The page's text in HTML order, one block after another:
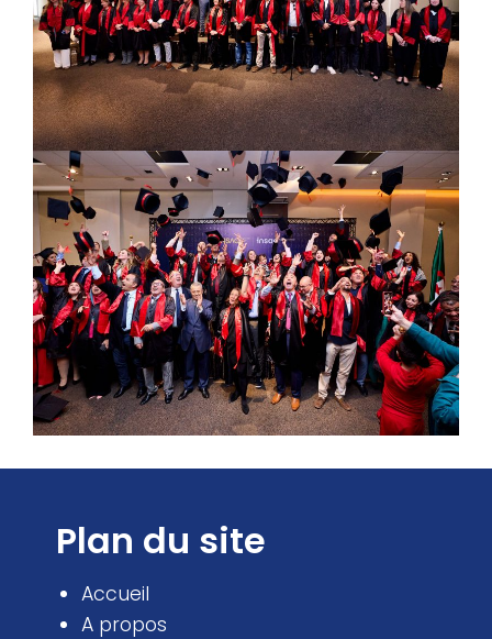
Plan du site
Accueil
A propos